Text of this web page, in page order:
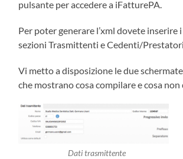
pulsante per accedere a iFatturePA.
Per poter generare l’xml dovete inserire
sezioni Trasmittenti e Cedenti/Prestatori.
Vi metto a disposizione le due
che mostrano cosa compilare e cosa non
Dati trasmittente